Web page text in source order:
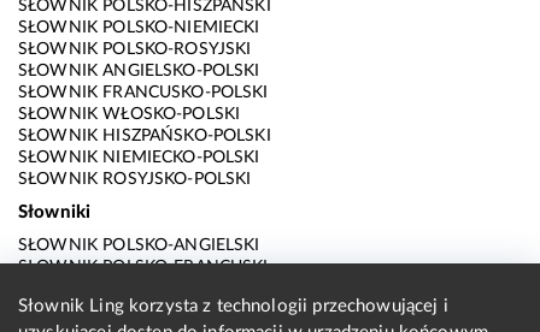
SŁOWNIK POLSKO-HISZPAŃSKI
SŁOWNIK POLSKO-NIEMIECKI
SŁOWNIK POLSKO-ROSYJSKI
SŁOWNIK ANGIELSKO-POLSKI
SŁOWNIK FRANCUSKO-POLSKI
SŁOWNIK WŁOSKO-POLSKI
SŁOWNIK HISZPAŃSKO-POLSKI
SŁOWNIK NIEMIECKO-POLSKI
SŁOWNIK ROSYJSKO-POLSKI
Słowniki
SŁOWNIK POLSKO-ANGIELSKI
SŁOWNIK POLSKO-FRANCUSKI
SŁOWNIK POLSKO-HISZPAŃSKI
Słownik Ling korzysta z technologii przechowującej i